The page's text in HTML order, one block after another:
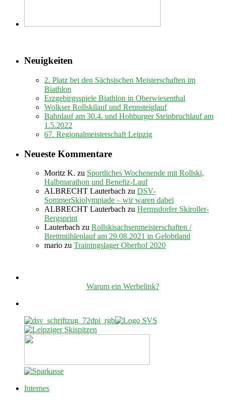
Neuigkeiten
2. Platz bei den Sächsischen Meisterschaften im
Biathlon
Erzgebirgsspiele Biathlon in Oberwiesenthal
Wolkser Rollskilauf und Rennsteiglauf
Bahnlauf am 30.4. und Hohburger Steinbruchlauf am
1.5.2022
67. Regionalmeisterschaft Leipzig
Neueste Kommentare
Moritz K. zu Sportliches Wochenende mit Rollski,
Halbmarathon und Benefiz-Lauf
ALBRECHT Lauterbach zu DSV-
SommerSkiolympiade – wir waren dabei
ALBRECHT Lauterbach zu Hermsdorfer Skiroller-
Bergsprint
Lauterbach zu Rollskisachsenmeisterschaften /
Brettmühlenlauf am 29.08.2021 in Gelobtland
mario zu Trainingslager Oberhof 2020
Warum ein Werbelink?
Internes